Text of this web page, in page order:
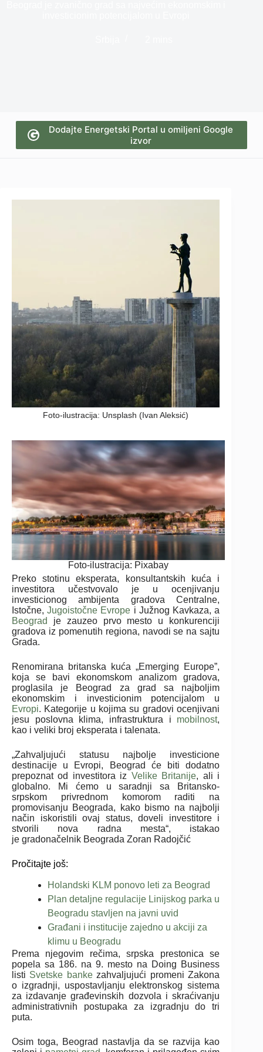
Dodajte Energetski Portal u omiljeni Google
izvor
Foto-ilustracija: Unsplash (Ivan Aleksić)
Foto-ilustracija: Pixabay
Preko stotinu eksperata, konsultantskih kuća i
investitora učestvovalo je u ocenjivanju
investicionog ambijenta gradova Centralne,
Istočne,Jugoistočne Evrope i Južnog Kavkaza, a
Beograd
je zauzeo prvo mesto u konkurenciji
gradova iz pomenutih regiona, navodi se na sajtu
Grada.
Renomirana britanska kuća „Emerging Europe”,
koja se bavi ekonomskom analizom gradova,
proglasila je Beograd za grad sa najboljim
ekonomskim i investicionim potencijalom u
Evropi. Kategorije u kojima su gradovi ocenjivani
jesu poslovna klima, infrastruktura i mobilnost,
kao i veliki broj eksperata i talenata.
„Zahvaljujući statusu najbolje investicione
destinacije u Evropi, Beograd će biti dodatno
prepoznat od investitora iz Velike Britanije, ali i
globalno. Mi ćemo u saradnji sa Britansko-
srpskom privrednom komorom raditi na
promovisanju Beograda, kako bismo na najbolji
način iskoristili ovaj status, doveli investitore i
stvorili nova radna mesta“, istakao
je gradonačelnik Beograda Zoran Radojčić
Pročitajte još:
Holandski KLM ponovo leti za Beograd
Plan detaljne regulacije Linijskog parka u
Beogradu stavljen na javni uvid
Građani i institucije zajedno u akciji za
klimu u Beogradu
Prema njegovim rečima, srpska prestonica se
popela sa 186. na 9. mesto na Doing Business
listi Svetske bankezahvaljujući promeni Zakona
o izgradnji, uspostavljanju elektronskog sistema
za izdavanje građevinskih dozvola i skraćivanju
administrativnih postupaka za izgradnju do tri
puta.
Osim toga, Beograd nastavlja da se razvija kao